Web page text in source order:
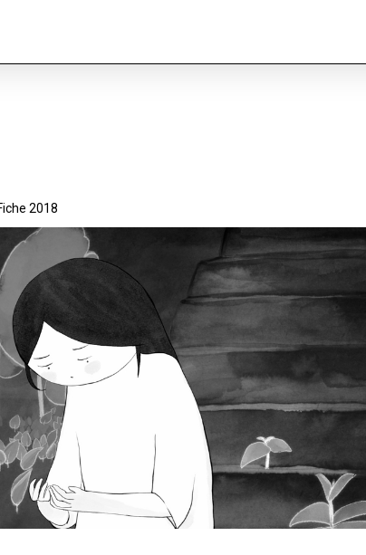
2018